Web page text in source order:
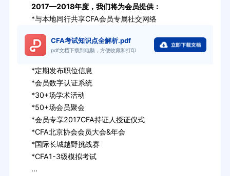
2017—2018年度，我们将为会员提供：
*与本地同行共享CFA会员专属社交网络
CFA考试知识点全解析.pdf
pdf文档下载到电脑，方便收藏和打印
*定期发布职位信息
*会员数字认证系统
*30+场学术活动
*50+场会员聚会
*会员专享2017CFA持证人授证仪式
*CFA北京协会会员大会&年会
*国际长城越野挑战赛
*CFA1-3级模拟考试
...